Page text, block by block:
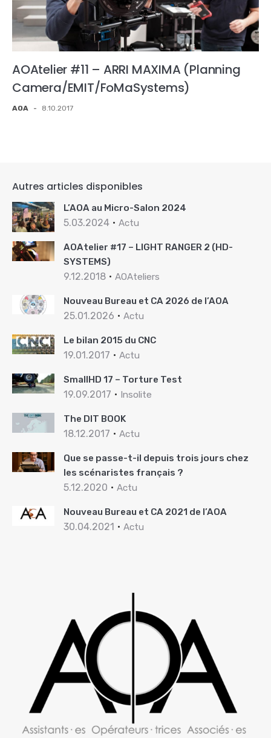
AOAtelier #11 – ARRI MAXIMA (Planning
Camera/EMIT/FoMaSystems)
AOA - 8.10.2017
Autres articles disponibles
L’AOA au Micro-Salon 2024
5.03.2024 Actu
AOAtelier #17 – LIGHT RANGER 2 (HD-
SYSTEMS)
9.12.2018 AOAteliers
Nouveau Bureau et CA 2026 de l’AOA
25.01.2026 Actu
Le bilan 2015 du CNC
19.01.2017 Actu
SmallHD 17 – Torture Test
19.09.2017 Insolite
The DIT BOOK
18.12.2017 Actu
Que se passe-t-il depuis trois jours chez
les scénaristes français ?
5.12.2020 Actu
Nouveau Bureau et CA 2021 de l’AOA
30.04.2021 Actu